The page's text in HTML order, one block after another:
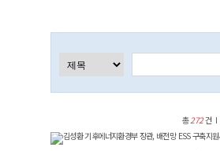
총272건